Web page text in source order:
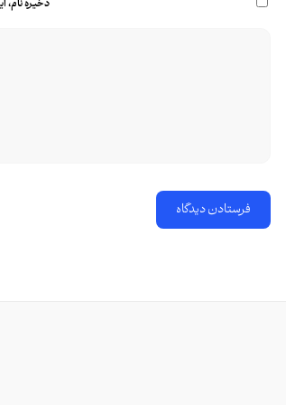
ذخیره نام،